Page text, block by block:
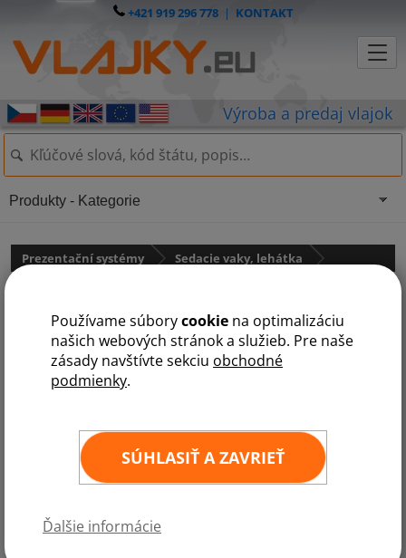
Používame súborycookie na optimalizáciu
našich webových stránok a služieb. Pre naše
zásady navštívte sekciu obchodné
podmienky.
SÚHLASIŤ A ZAVRIEŤ
Ďalšie informácie
+421 919 296 778| KONTAKT
Prezentační systémy Sedacie vaky, lehátka
Produkty - Kategorie